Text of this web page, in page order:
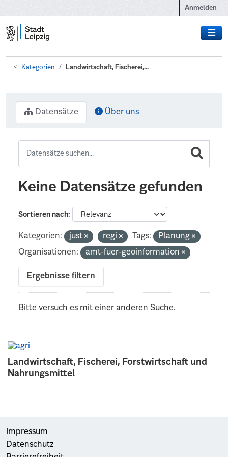
Anmelden
Kategorien Landwirtschaft, Fischerei,...
Landwirtschaft, Fischerei, Forstwirtschaft und
Nahrungsmittel
Datensätze Über uns
Keine Datensätze gefunden
Sortieren nach
Kategorien: just regi Tags:
Planung
Organisationen:
amt-fuer-geoinformation
Ergebnisse filtern
Bitte versuch es mit einer anderen Suche.
Impressum
Datenschutz